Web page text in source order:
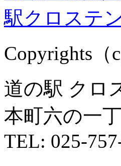
Copyrights（
道の駅 クロ
本町六の一
TEL: 025-